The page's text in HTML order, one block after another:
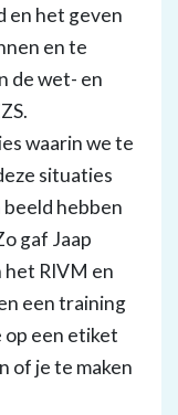
en het geven
en te
de wet- en
waarin we te
situaties
hebben
gaf Jaap
het RIVM en
een training
op een etiket
of je te maken